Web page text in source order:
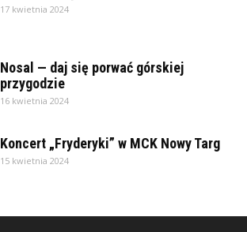
17 kwietnia 2024
Nosal — daj się porwać górskiej
przygodzie
16 kwietnia 2024
Koncert „Fryderyki” w MCK Nowy Targ
15 kwietnia 2024